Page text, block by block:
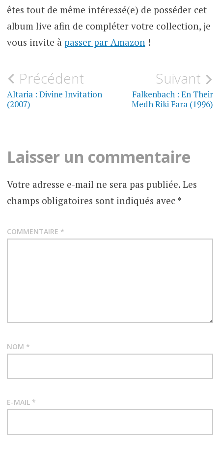
êtes tout de même intéressé(e) de posséder cet
album live afin de compléter votre collection, je
vous invite à passer par Amazon !
MUSIQUE
CHRONIQUES
D'ALBUMS
Navigation
de
Précédent
Altaria : Divine Invitation
(2007)
Suivant
Falkenbach : En Their
Medh Riki Fara (1996)
Laisser un commentaire
Votre adresse e-mail ne sera pas publiée. Les
champs obligatoires sont indiqués avec *
COMMENTAIRE *
NOM *
E-MAIL *